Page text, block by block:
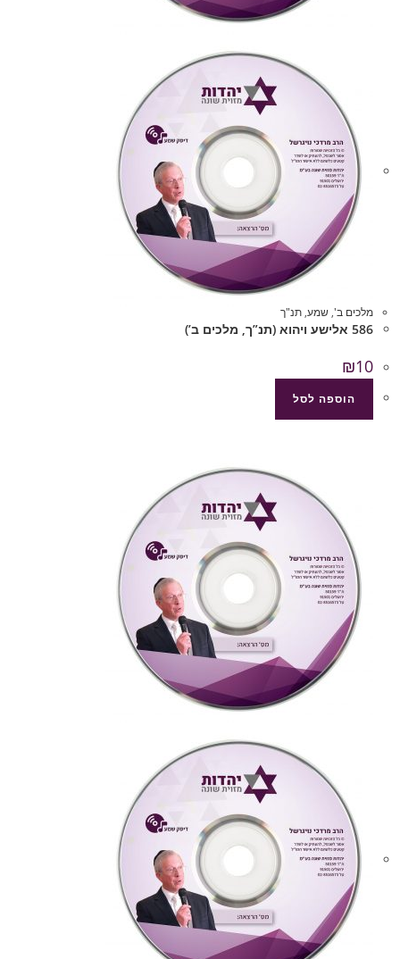
מלכים ב', שמע, תנ"ך
586 אלישע ויהוא (תנ”ך, מלכים ב’)
₪10
הוספה לסל